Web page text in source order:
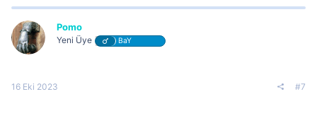
Pomo
Yeni Üye BaY
16 Eki 2023 #7